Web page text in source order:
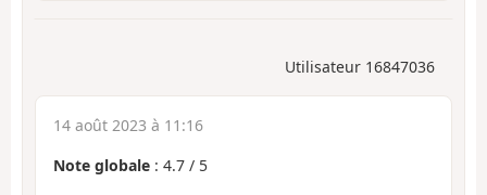
Utilisateur 16847036
14 août 2023 à 11:16
Note globale : 4.7 / 5